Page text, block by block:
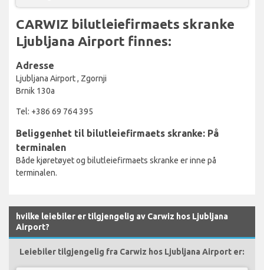
CARWIZ bilutleiefirmaets skranke
Ljubljana Airport finnes:
Adresse
Ljubljana Airport , Zgornji
Brnik 130a
Tel: +386 69 764 395
Beliggenhet til bilutleiefirmaets skranke: På
terminalen
Både kjøretøyet og bilutleiefirmaets skranke er inne på
terminalen.
hvilke leiebiler er tilgjengelig av Carwiz hos Ljubljana
Airport?
Leiebiler tilgjengelig fra Carwiz hos Ljubljana Airport er: